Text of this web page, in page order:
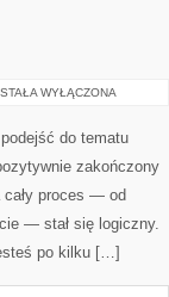
na „oddzielne
rozumieć swoje
a także dla
naturalną oraz
na stronie to
treści, które